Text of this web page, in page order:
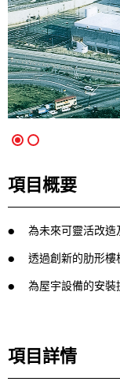
項目概要
為未來可靈活改造
透過創新的肋形樓
為屋宇設備的安裝
項目詳情